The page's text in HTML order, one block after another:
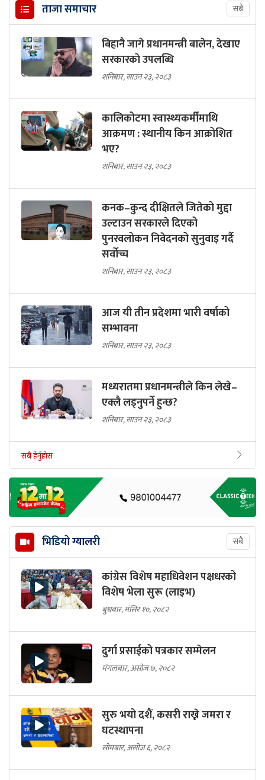
ताजा समाचार सबै
बिहानै जागे प्रधानमन्त्री बालेन, देखाए
सरकारकाे उपलब्धि
शनिबार, साउन २३, २०८३
कालिकोटमा स्वास्थ्यकर्मीमाथि
आक्रमण : स्थानीय किन आक्रोशित
भए?
शनिबार, साउन २३, २०८३
कनक–कुन्द दीक्षितले जितेको मुद्दा
उल्टाउन सरकारले दिएको
पुनरवलोकन निवेदनको सुनुवाइ गर्दै
सर्वोच्च
शनिबार, साउन २३, २०८३
आज यी तीन प्रदेशमा भारी वर्षाको
सम्भावना
शनिबार, साउन २३, २०८३
मध्यरातमा प्रधानमन्त्रीले किन लेखे–
एक्लै लड्नुपर्ने हुन्छ?
शनिबार, साउन २३, २०८३
सबै हेर्नुहोस
भिडियो ग्यालरी सबै
कांग्रेस विशेष महाधिवेशन पक्षधरको
विशेष भेला सुरू (लाइभ)
बुधबार, मंसिर १०, २०८२
दुर्गा प्रसाईको पत्रकार सम्मेलन
मंगलबार, असोज ७, २०८२
सुरु भयो दशैं, कसरी राख्ने जमरा र
घटस्थापना
सोमबार, असोज ६, २०८२